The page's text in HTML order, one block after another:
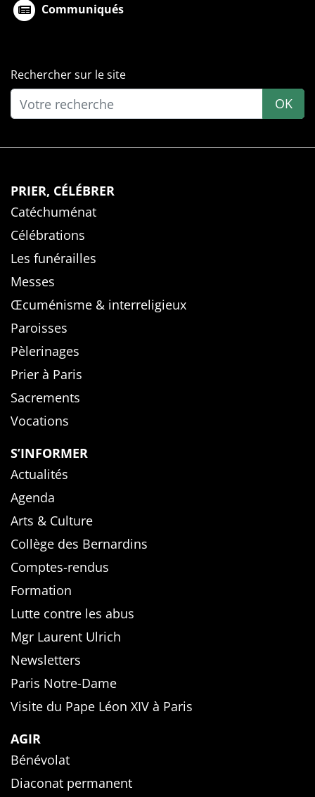
Communiqués
Rechercher sur le site
OK
PRIER, CÉLÉBRER
Catéchuménat
Célébrations
Les funérailles
Messes
Œcuménisme & interreligieux
Paroisses
Pèlerinages
Prier à Paris
Sacrements
Vocations
S’INFORMER
Actualités
Agenda
Arts & Culture
Collège des Bernardins
Comptes-rendus
Formation
Lutte contre les abus
Mgr Laurent Ulrich
Newsletters
Paris Notre-Dame
Visite du Pape Léon XIV à Paris
AGIR
Bénévolat
Diaconat permanent